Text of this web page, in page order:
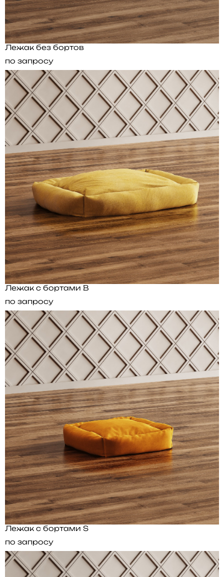
Лежак без бортов
по запросу
Лежак с бортами B
по запросу
Лежак с бортами S
по запросу